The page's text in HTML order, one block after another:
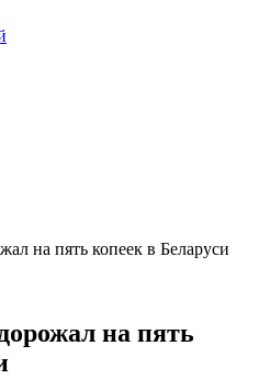
на пять копеек в Беларуси
на пять